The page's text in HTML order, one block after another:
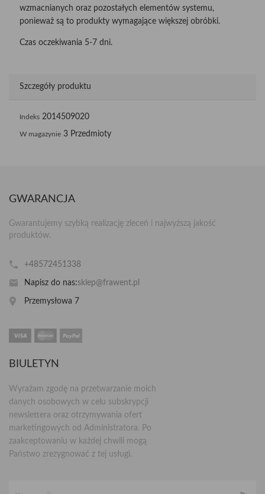
wzmacnianych oraz pozostałych elementów systemu,
ponieważ są to produkty wymagające większej obróbki.
Czas oczekiwania 5-7 dni.
Szczegóły produktu
Indeks 2014509020
W magazynie 3 Przedmioty
GWARANCJA
Gwarantujemy szybką realizację zleceń i najwyższą jakość
produktów.
+48572451338
Napisz do nas:sklep@frawent.pl
Przemysłowa 7
BIULETYN
Wyrażam zgodę na przetwarzanie moich
danych osobowych w celu subskrypcji
newslettera oraz otrzymywania ofert
marketingowych od Administratora. Po
zaakceptowaniu w każdej chwili mogą
Państwo zrezygnować z tej usługi.